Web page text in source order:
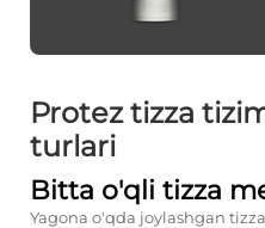
Protez tizza
turlari
Bitta o'qli tizza
Yagona o'qda joylashgan